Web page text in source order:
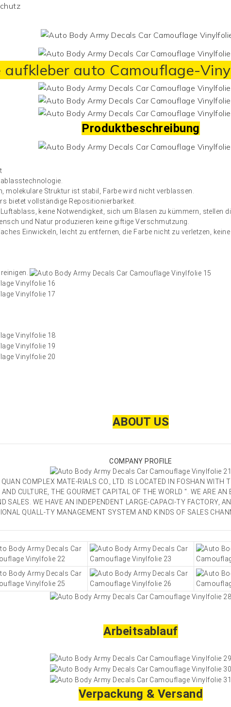
aufkleber auto Camouflage-
Produktbeschreibung
molekulare Struktur ist stabil, Farbe wird nicht verblassen.
bietet vollständige Repositionierbarkeit.
keine Notwendigkeit, sich um Blasen zu kümmern, stellen
und Natur produzieren keine giftige Verschmutzung.
Einwickeln, leicht zu entfernen, die Farbe nicht zu verletzen,
ABOUT US
COMPANY PROFILE
COMPLEX MATE-RIALS CO., LTD. IS LOCATED IN FOSHAN WITH
CULTURE, THE GOURMET CAPITAL OF THE WORLD ". WE ARE AN
SALES. WE HAVE AN INDEPENDENT LARGE-CAPACI-TY FACTORY,
QUALL-TY MANAGEMENT SYSTEM AND KINDS OF SALES
Arbeitsablauf
Verpackung & Versand